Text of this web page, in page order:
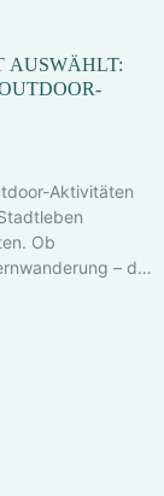
AUSWÄHLT:
Aktivitäten
Ob
– die